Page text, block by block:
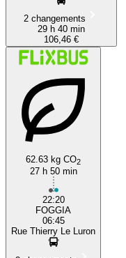
2 changements
29 h 40 min
106,46 €
62.63 kg CO2
27 h 50 min
22:20
FOGGIA
06:45
Rue Thierry Le Luron